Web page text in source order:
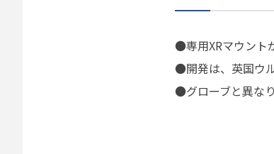
●専用XRマウント
●開発は、英国ウ
●グローブと異な